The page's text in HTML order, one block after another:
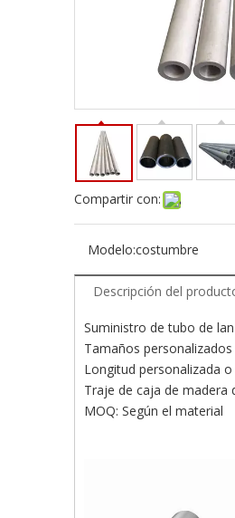
Compartir con:
Modelo:costumbre
Descripción del
Suministro de tubo de
Tamaños
Longitud personalizada
Traje de caja de madera
MOQ: Según el material